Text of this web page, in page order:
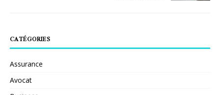
CATÉGORIES
Assurance
Avocat